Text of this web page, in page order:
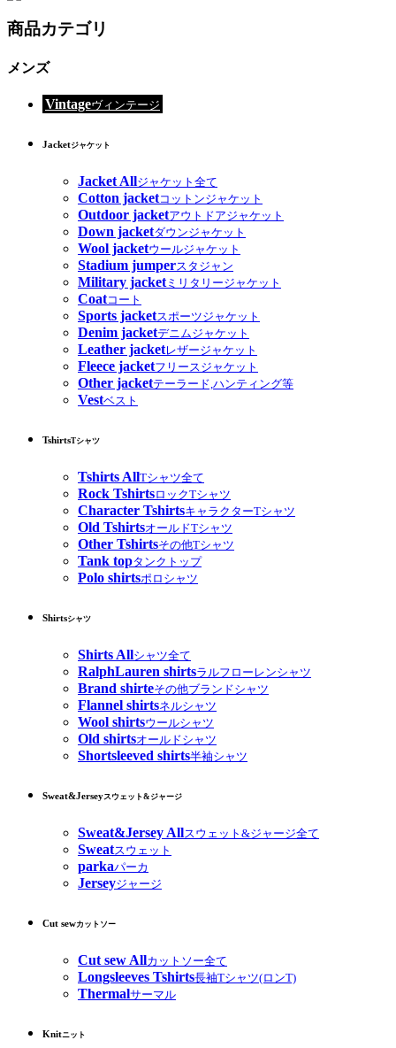
商品カテゴリ
メンズ
Vintageヴィンテージ
Jacketジャケット
Jacket Allジャケット全て
Cotton jacketコットンジャケット
Outdoor jacketアウトドアジャケット
Down jacketダウンジャケット
Wool jacketウールジャケット
Stadium jumperスタジャン
Military jacketミリタリージャケット
Coatコート
Sports jacketスポーツジャケット
Denim jacketデニムジャケット
Leather jacketレザージャケット
Fleece jacketフリースジャケット
Other jacketテーラード,ハンティング等
Vestベスト
TshirtsTシャツ
Tshirts AllTシャツ全て
Rock TshirtsロックTシャツ
Character TshirtsキャラクターTシャツ
Old TshirtsオールドTシャツ
Other Tshirtsその他Tシャツ
Tank topタンクトップ
Polo shirtsポロシャツ
Shirtsシャツ
Shirts Allシャツ全て
RalphLauren shirtsラルフローレンシャツ
Brand shirteその他ブランドシャツ
Flannel shirtsネルシャツ
Wool shirtsウールシャツ
Old shirtsオールドシャツ
Shortsleeved shirts半袖シャツ
Sweat&Jerseyスウェット&ジャージ
Sweat&Jersey Allスウェット&ジャージ全て
Sweatスウェット
parkaパーカ
Jerseyジャージ
Cut sewカットソー
Cut sew Allカットソー全て
Longsleeves Tshirts長袖Tシャツ(ロンT)
Thermalサーマル
Knitニット